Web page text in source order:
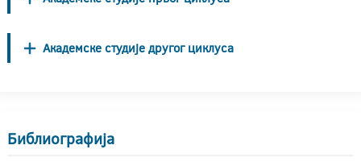
Академске студије другог циклуса
Библиографија